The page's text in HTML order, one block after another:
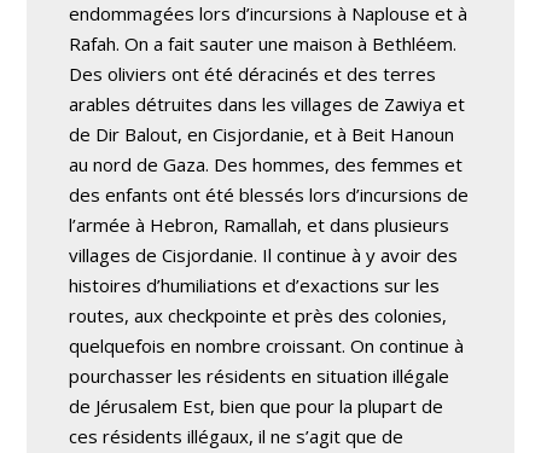
endommagées lors d’incursions à Naplouse et à
Rafah. On a fait sauter une maison à Bethléem.
Des oliviers ont été déracinés et des terres
arables détruites dans les villages de Zawiya et
de Dir Balout, en Cisjordanie, et à Beit Hanoun
au nord de Gaza. Des hommes, des femmes et
des enfants ont été blessés lors d’incursions de
l’armée à Hebron, Ramallah, et dans plusieurs
villages de Cisjordanie. Il continue à y avoir des
histoires d’humiliations et d’exactions sur les
routes, aux checkpointe et près des colonies,
quelquefois en nombre croissant. On continue à
pourchasser les résidents en situation illégale
de Jérusalem Est, bien que pour la plupart de
ces résidents illégaux, il ne s’agit que de